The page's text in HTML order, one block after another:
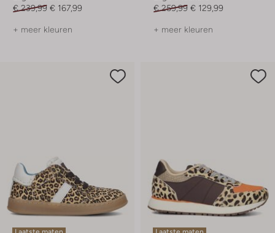
€ 239,99 € 167,99
+ meer kleuren
€ 259,99 € 129,99
+ meer kleuren